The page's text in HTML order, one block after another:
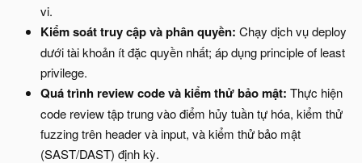
vi.
Kiểm soát truy cập và phân quyền: Chạy dịch vụ deploy
dưới tài khoản ít đặc quyền nhất; áp dụng principle of least
privilege.
Quá trình review code và kiểm thử bảo mật: Thực hiện
code review tập trung vào điểm hủy tuần tự hóa, kiểm thử
fuzzing trên header và input, và kiểm thử bảo mật
(SAST/DAST) định kỳ.